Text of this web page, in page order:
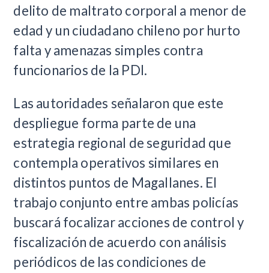
delito de maltrato corporal a menor de
edad y un ciudadano chileno por hurto
falta y amenazas simples contra
funcionarios de la PDI.
Las autoridades señalaron que este
despliegue forma parte de una
estrategia regional de seguridad que
contempla operativos similares en
distintos puntos de Magallanes. El
trabajo conjunto entre ambas policías
buscará focalizar acciones de control y
fiscalización de acuerdo con análisis
periódicos de las condiciones de